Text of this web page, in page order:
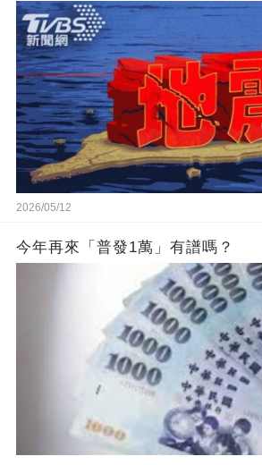
2026/05/12
今年再來「普發1萬」有譜嗎？